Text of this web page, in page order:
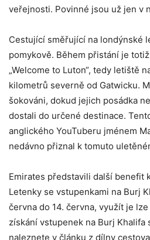
veřejnosti. Povinné jsou už jen v
Cestující směřující na londýnské
pomykově. Během přistání je
„Welcome to Luton“, tedy letiště
kilometrů severně od Gatwicku.
šokováni, dokud jejich posádka
dostali do určené destinace.
anglického YouTuberu jménem
nedávno přiznal k tomuto
Emirates představili další benefit
Letenky se vstupenkami na Burj
června do 14. června, využít je
získání vstupenek na Burj Khalifa
naleznete v článku z dílny